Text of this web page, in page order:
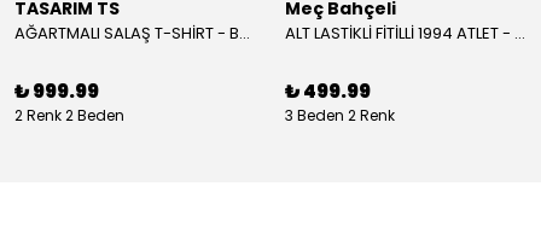
TASARIM TS
AĞARTMALI SALAŞ T-SHİRT - BEYAZ
₺ 999.99
2 Renk 2 Beden
Meç Bahçeli
ALT LASTİKLİ FİTİLLİ 1994 ATLET - BORDO
₺ 499.99
3 Beden 2 Renk